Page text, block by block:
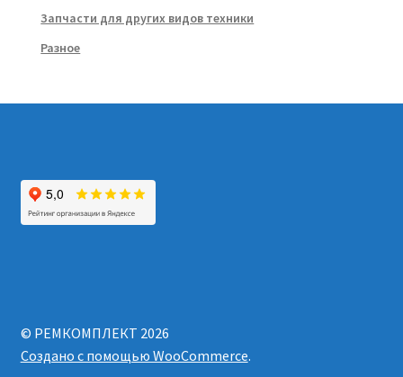
Запчасти для других видов техники
Разное
© РЕМКОМПЛЕКТ 2026
Создано с помощью WooCommerce.